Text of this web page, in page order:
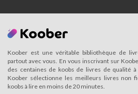
Koober est une véritable bibliothèque de
partout avec vous. En vous inscrivant sur
des centaines de koobs de livres de qualité
Koober sélectionne les meilleurs livres non
koobs à lire en moins de 20 minutes.